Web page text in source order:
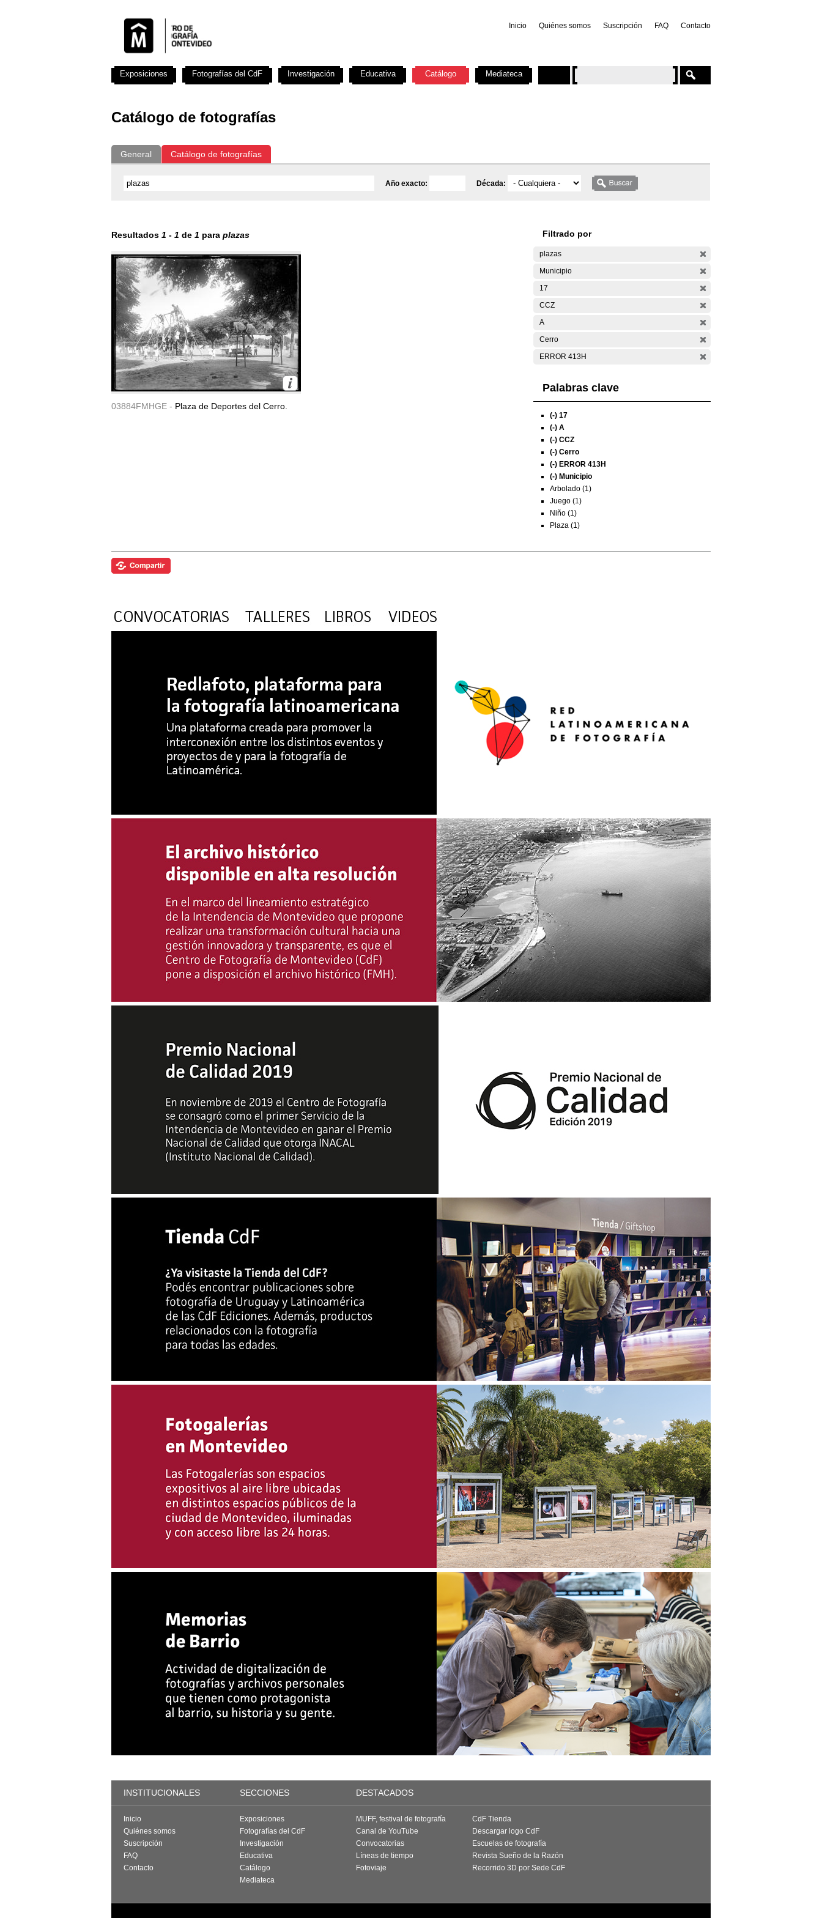
Inicio Quiénes somos Suscripción FAQ Contacto
Catálogo de fotografías
General Catálogo de fotografías
Año exacto: Década:
Resultados 1 - 1 de 1 para plazas
03884FMHGE - Plaza de Deportes del Cerro.
Filtrado por
plazas
Municipio
17
CCZ
A
Cerro
ERROR 413H
Palabras clave
(-) 17
(-) A
(-) CCZ
(-) Cerro
(-) ERROR 413H
(-) Municipio
Arbolado (1)
Juego (1)
Niño (1)
Plaza (1)
Exposiciones Fotografías del CdF Investigación Educativa Catálogo Mediateca
INSTITUCIONALES SECCIONES DESTACADOS
Inicio
Quiénes somos
Suscripción
FAQ
Contacto
Exposiciones
Fotografías del CdF
Investigación
Educativa
Catálogo
Mediateca
MUFF, festival de fotografía
Canal de YouTube
Convocatorias
Líneas de tiempo
Fotoviaje
CdF Tienda
Descargar logo CdF
Escuelas de fotografía
Revista Sueño de la Razón
Recorrido 3D por Sede CdF